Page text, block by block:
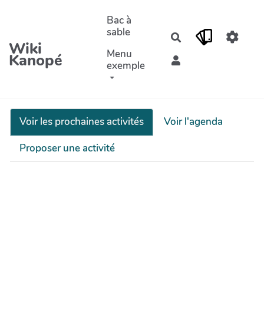
Aller au contenu principal
Wiki
Kanopé
Bac à
sable
Menu
exemple
Rechercher
Voir les prochaines activités
Voir l'agenda
Proposer une activité